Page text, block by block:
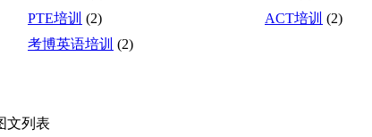
PTE培训 (2) ACT培训 (2)
考博英语培训 (2)